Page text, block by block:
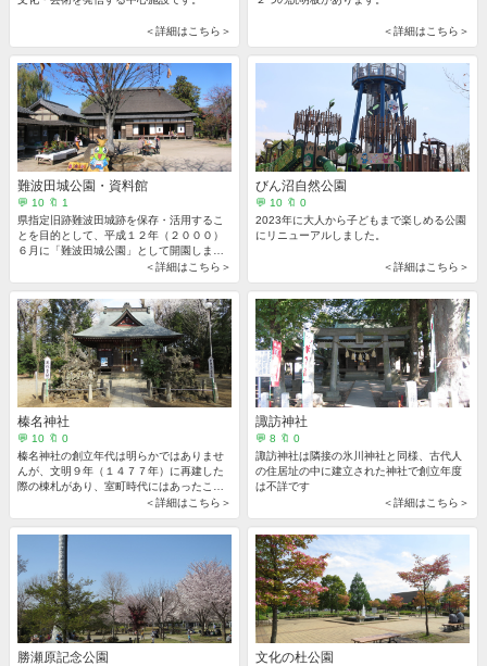
＜詳細はこちら＞ ＜詳細はこちら＞
難波田城公園・資料館
💬 10 🔖 1
県指定旧跡難波田城跡を保存・活用するこ
とを目的として、平成１２年（２０００）
６月に「難波田城公園」として開園しまし
＜詳細はこちら＞
びん沼自然公園
💬 10 🔖 0
2023年に大人から子どもまで楽しめる公園
にリニューアルしました。
＜詳細はこちら＞
榛名神社
💬 10 🔖 0
榛名神社の創立年代は明らかではありませ
んが、文明９年（１４７７年）に再建した
際の棟札があり、室町時代にはあったこと
＜詳細はこちら＞
諏訪神社
💬 8 🔖 0
諏訪神社は隣接の氷川神社と同様、古代人
の住居址の中に建立された神社で創立年度
は不詳です
＜詳細はこちら＞
勝瀬原記念公園 文化の杜公園